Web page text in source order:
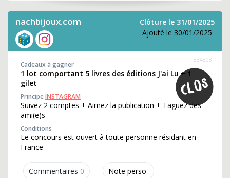
nachbijoux.com
Clôture le 31/01/2025
Ajouté le 30/01/2025
Commentaires 0 Note perso
334808
Cadeaux à gagner
1 lot comportant 5 livres des éditions J'ai Lu + 1
gilet
PrincipeINSTAGRAM
Suivez 2 comptes + Aimez la publication + Taguez des
ami(e)s
Conditions
Le concours est ouvert à toute personne résidant en
France